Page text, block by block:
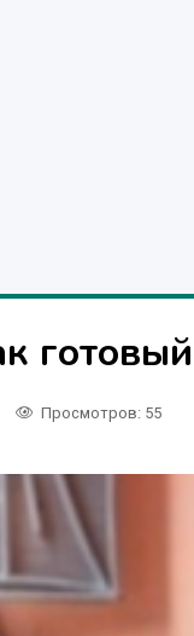
Просмотров: 55